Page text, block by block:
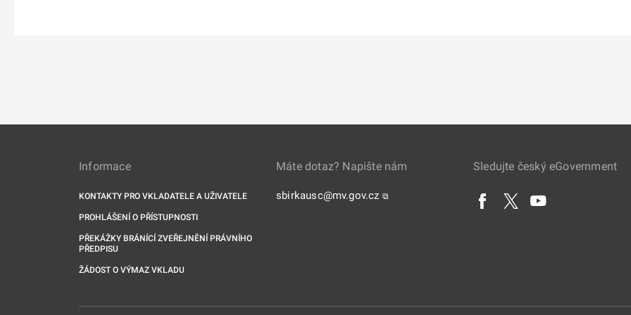
Informace
KONTAKTY PRO VKLADATELE A UŽIVATELE
PROHLÁŠENÍ O PŘÍSTUPNOSTI
PŘEKÁŽKY BRÁNÍCÍ ZVEŘEJNĚNÍ PRÁVNÍHO
PŘEDPISU
ŽÁDOST O VÝMAZ VKLADU
Máte dotaz? Napište nám
sbirkausc@mv.gov.cz ⧉
Sledujte český eGovernment